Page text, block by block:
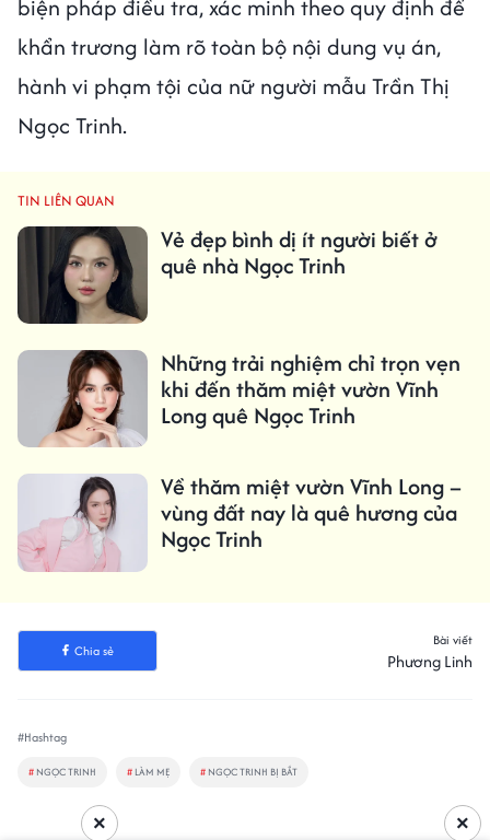
biện pháp điều tra, xác minh theo quy định để
khẩn trương làm rõ toàn bộ nội dung vụ án,
hành vi phạm tội của nữ người mẫu Trần Thị
Ngọc Trinh.
TIN LIÊN QUAN
Vẻ đẹp bình dị ít người biết ở
quê nhà Ngọc Trinh
Những trải nghiệm chỉ trọn vẹn
khi đến thăm miệt vườn Vĩnh
Long quê Ngọc Trinh
Về thăm miệt vườn Vĩnh Long –
vùng đất nay là quê hương của
Ngọc Trinh
Chia sẻ
Bài viết
Phương Linh
#Hashtag
# NGỌC TRINH # LÀM MẸ # NGỌC TRINH BỊ BẮT
×
×